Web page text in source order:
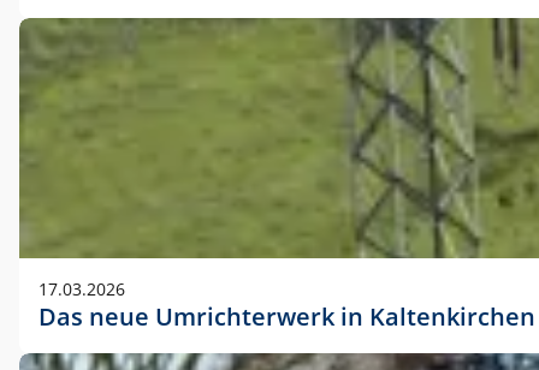
17.03.2026
Das neue Umrichterwerk in Kaltenkirchen